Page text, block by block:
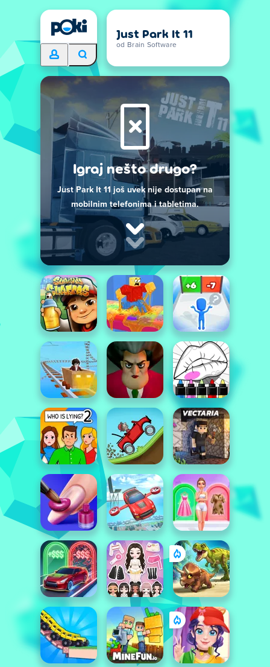
Just Park It 11
od Brain Software
Igraj nešto drugo?
Just Park It 11 još uvek nije dostupan na
mobilnim telefonima i tabletima.